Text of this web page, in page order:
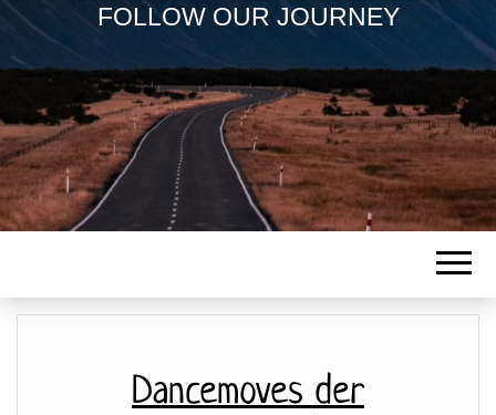
FOLLOW OUR JOURNEY
Dancemoves der